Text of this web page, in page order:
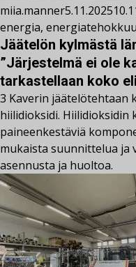
miia.manner5.11.2025
energia,
Jäätelön kylmästä
”Järjestelmä ei ole
tarkastellaan koko
3 Kaverin jäätelötehtaan
hiilidioksidi. Hiilidioksidin
paineenkestäviä
mukaista suunnittelua ja
asennusta ja huoltoa.